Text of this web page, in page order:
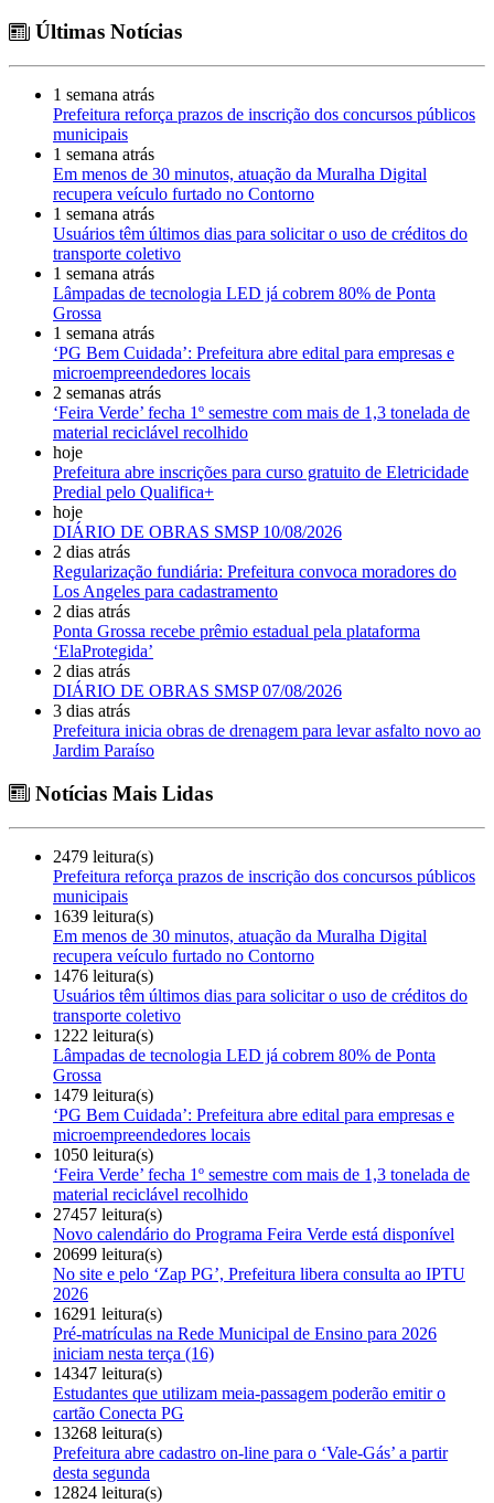
Últimas Notícias
1 semana atrás
Prefeitura reforça prazos de inscrição dos concursos públicos
municipais
1 semana atrás
Em menos de 30 minutos, atuação da Muralha Digital
recupera veículo furtado no Contorno
1 semana atrás
Usuários têm últimos dias para solicitar o uso de créditos do
transporte coletivo
1 semana atrás
Lâmpadas de tecnologia LED já cobrem 80% de Ponta
Grossa
1 semana atrás
‘PG Bem Cuidada’: Prefeitura abre edital para empresas e
microempreendedores locais
2 semanas atrás
‘Feira Verde’ fecha 1º semestre com mais de 1,3 tonelada de
material reciclável recolhido
hoje
Prefeitura abre inscrições para curso gratuito de Eletricidade
Predial pelo Qualifica+
hoje
DIÁRIO DE OBRAS SMSP 10/08/2026
2 dias atrás
Regularização fundiária: Prefeitura convoca moradores do
Los Angeles para cadastramento
2 dias atrás
Ponta Grossa recebe prêmio estadual pela plataforma
‘ElaProtegida’
2 dias atrás
DIÁRIO DE OBRAS SMSP 07/08/2026
3 dias atrás
Prefeitura inicia obras de drenagem para levar asfalto novo ao
Jardim Paraíso
Notícias Mais Lidas
2479 leitura(s)
Prefeitura reforça prazos de inscrição dos concursos públicos
municipais
1639 leitura(s)
Em menos de 30 minutos, atuação da Muralha Digital
recupera veículo furtado no Contorno
1476 leitura(s)
Usuários têm últimos dias para solicitar o uso de créditos do
transporte coletivo
1222 leitura(s)
Lâmpadas de tecnologia LED já cobrem 80% de Ponta
Grossa
1479 leitura(s)
‘PG Bem Cuidada’: Prefeitura abre edital para empresas e
microempreendedores locais
1050 leitura(s)
‘Feira Verde’ fecha 1º semestre com mais de 1,3 tonelada de
material reciclável recolhido
27457 leitura(s)
Novo calendário do Programa Feira Verde está disponível
20699 leitura(s)
No site e pelo ‘Zap PG’, Prefeitura libera consulta ao IPTU
2026
16291 leitura(s)
Pré-matrículas na Rede Municipal de Ensino para 2026
iniciam nesta terça (16)
14347 leitura(s)
Estudantes que utilizam meia-passagem poderão emitir o
cartão Conecta PG
13268 leitura(s)
Prefeitura abre cadastro on-line para o ‘Vale-Gás’ a partir
desta segunda
12824 leitura(s)